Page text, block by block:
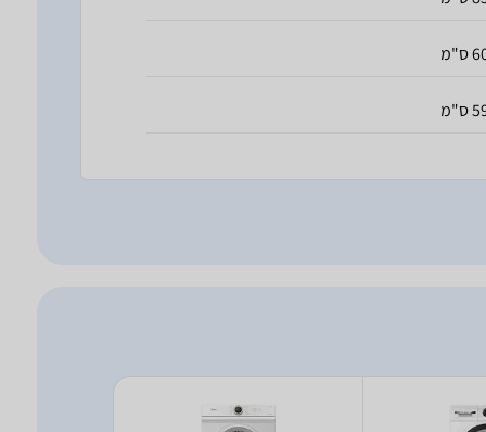
ס"מ
ס"מ